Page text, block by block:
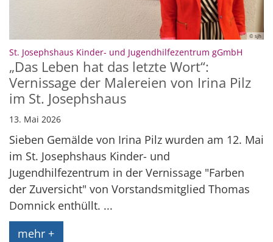
© sjh
St. Josephshaus Kinder- und Jugendhilfezentrum gGmbH
„Das Leben hat das letzte Wort“:
Vernissage der Malereien von Irina Pilz
im St. Josephshaus
13. Mai 2026
Sieben Gemälde von Irina Pilz wurden am 12. Mai
im St. Josephshaus Kinder- und
Jugendhilfezentrum in der Vernissage "Farben
der Zuversicht" von Vorstandsmitglied Thomas
Domnick enthüllt. ...
mehr +